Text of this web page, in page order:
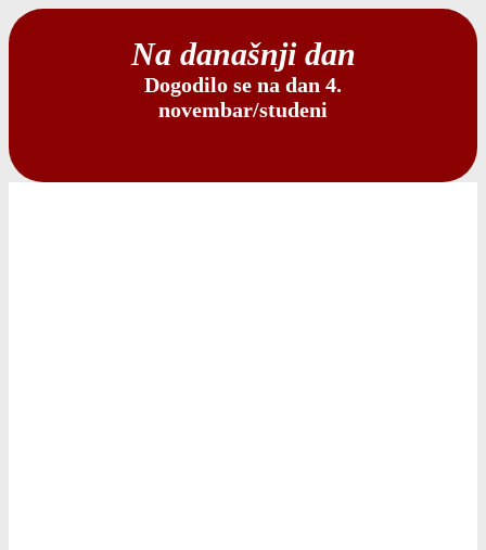
Na današnji dan
Dogodilo se na dan 4.
novembar/studeni